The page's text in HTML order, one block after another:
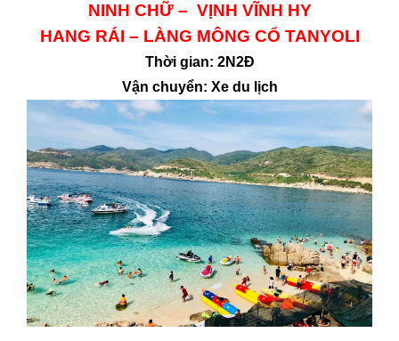
NINH CHỮ – VỊNH VĨNH HY
HANG RÁI – LÀNG MÔNG CỔ TANYOLI
Thời gian: 2N2Đ
Vận chuyển: Xe du lịch